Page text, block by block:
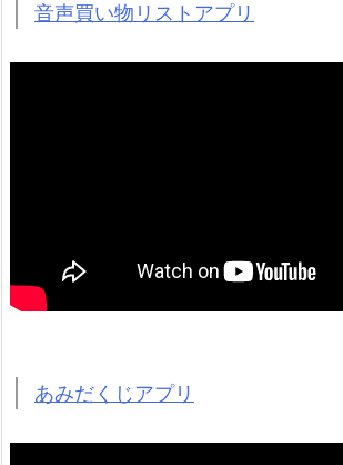
音声買い物リストアプリ
あみだくじアプリ